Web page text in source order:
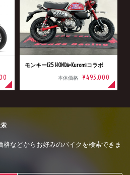
モンキー125 HONDA×Kuromiコラボ
本体価格 ¥493,000
などからお好みのバイクを検索できま